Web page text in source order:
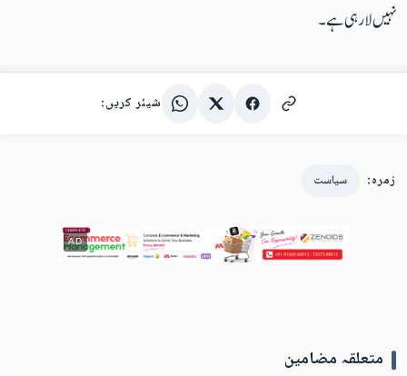
نہیں لا رہی ہے۔
شیئر کریں:
زمرہ: سیاست
AD
متعلقہ مضامین